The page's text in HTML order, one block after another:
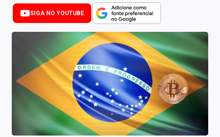
Newsletters
Comprar ou vender?
Carteiras Recomendadas
Central de Dividendos
Central de Fundos Imobiliários
SIGA NO YOUTUBE